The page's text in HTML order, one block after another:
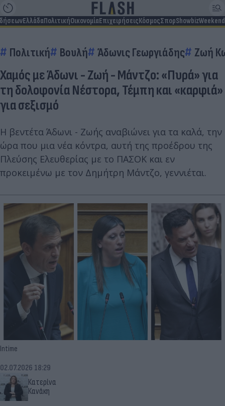
ΕλλάδαΠολιτικήΟικονομίαΕπιχειρήσειςΚόσμοςΣπορShowbizWeekend
Πολιτική Βουλή Άδωνις Γεωργιάδης Ζωή
Χαμός με Άδωνι - Ζωή - Μάντζο: «Πυρά» για
τη δολοφονία Νέστορα, Τέμπη και «καρφιά»
για σεξισμό
Η βεντέτα Άδωνι - Ζωής αναβιώνει για τα καλά, την
ώρα που μια νέα κόντρα, αυτή της προέδρου της
Πλεύσης Ελευθερίας με το ΠΑΣΟΚ και εν
προκειμένω με τον Δημήτρη Μάντζο, γεννιέται.
Intime
Κατερίνα
Κανάκη
02.07.2026 18:29